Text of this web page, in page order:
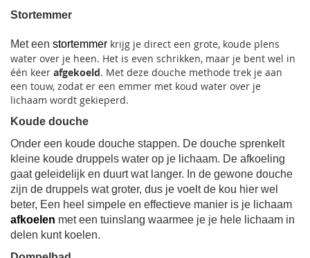
Stortemmer
Met een stortemmer krijg je direct een grote, koude plens
water over je heen. Het is even schrikken, maar je bent wel in
één keer afgekoeld. Met deze douche methode trek je aan
een touw, zodat er een emmer met koud water over je
lichaam wordt gekieperd.
Koude douche
Onder een koude douche stappen. De douche sprenkelt
kleine koude druppels water op je lichaam. De afkoeling
gaat geleidelijk en duurt wat langer. In de gewone douche
zijn de druppels wat groter, dus je voelt de kou hier wel
beter, Een heel simpele en effectieve manier is je lichaam
afkoelen met een tuinslang waarmee je je hele lichaam in
delen kunt koelen.